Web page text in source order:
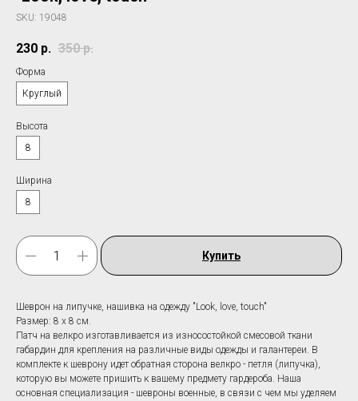
SKU: 19048
230 р. 350 р.
Форма
Круглый
Высота
8
Ширина
8
Купить
Шеврон на липучке, нашивка на одежду "Look, love, touch"
Размер: 8 х 8 см.
Патч на велкро изготавливается из износостойкой смесовой ткани
габардин для крепления на различные виды одежды и галантереи. В
комплекте к шеврону идет обратная сторона велкро - петля (липучка),
которую вы можете пришить к вашему предмету гардероба. Наша
основная специализация - шевроны военные, в связи с чем мы уделяем